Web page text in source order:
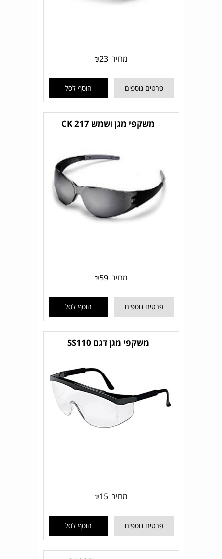
מחיר: ₪23
פרטים נוספים הוסף לסל
משקפי מגן ושמש CK 217
מחיר: ₪59
פרטים נוספים הוסף לסל
משקפי מגן דגם SS110
מחיר: ₪15
פרטים נוספים הוסף לסל